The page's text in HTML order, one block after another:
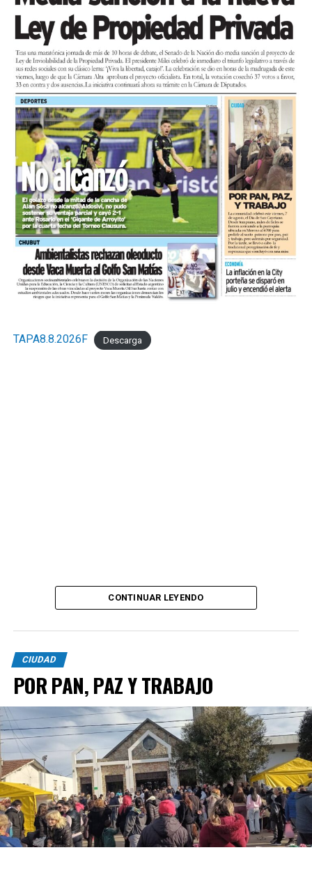
TAPA8.8.2026F Descarga
CONTINUAR LEYENDO
CIUDAD
POR PAN, PAZ Y TRABAJO